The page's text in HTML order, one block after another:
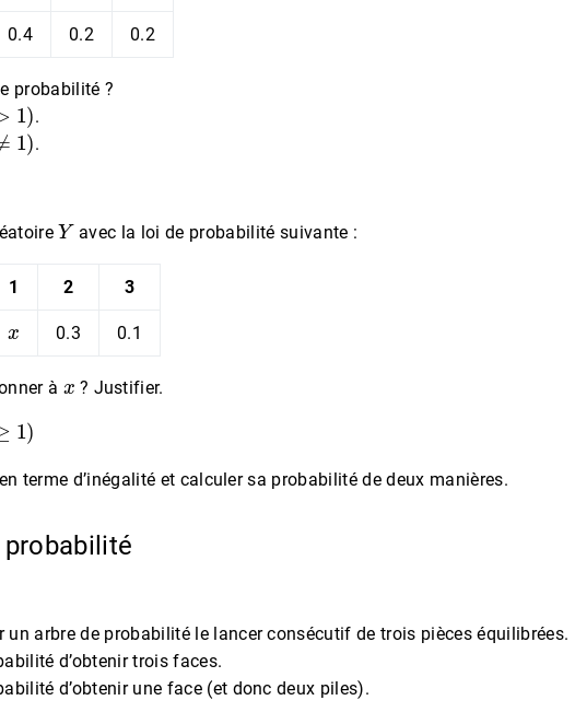
0.4 0.2 0.2
probabilité ?
)
.
)
.
Y
avec la loi de probabilité suivante :
1 2 3
0.3 0.1
à ? Justifier.
en terme d’inégalité et calculer sa probabilité de deux manières.
un arbre de probabilité le lancer consécutif de trois pièces équilibrées.
d’obtenir trois faces.
d’obtenir une face (et donc deux piles).